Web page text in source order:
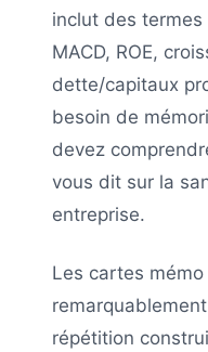
inclut des termes
MACD, ROE,
dette/capitaux
besoin de
devez
vous dit sur la
entreprise.
Les cartes
répétition